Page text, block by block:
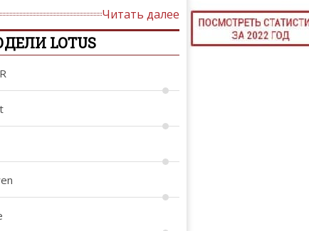
Читать далее
LOTUS